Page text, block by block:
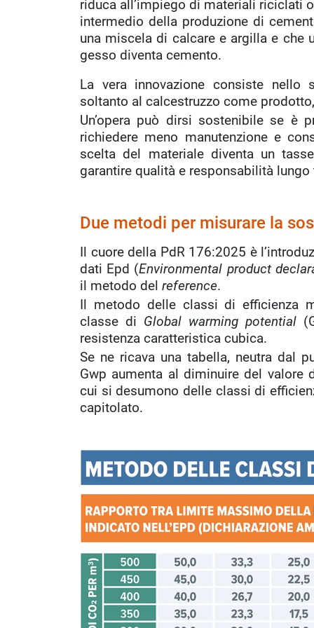
riduca all’impiego di materiali riciclati
intermedio della produzione di
una miscela di calcare e argilla e che
gesso diventa cemento.
La vera innovazione consiste
soltanto al calcestruzzo come
Un’opera può dirsi sostenibile se è
richiedere meno manutenzione e
scelta del materiale diventa un
garantire qualità e responsabilità
Due metodi per misurare la
Il cuore della PdR 176:2025 è
dati Epd (Environmental product
il metodo del reference.
Il metodo delle classi di efficienza
classe di Global warming potential
resistenza caratteristica cubica.
Se ne ricava una tabella, neutra dal
Gwp aumenta al diminuire del valore
cui si desumono delle classi di
capitolato.